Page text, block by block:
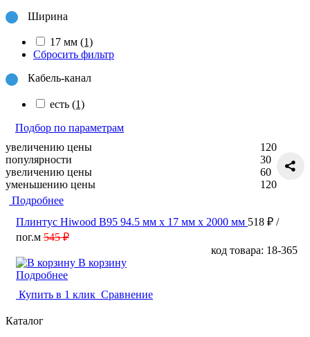
Ширина
17 мм (1)
Сбросить фильтр
Кабель-канал
есть (1)
Подбор по параметрам
увеличению цены
популярности
увеличению цены
уменьшению цены
120
30
60
120
Подробнее
Плинтус Hiwood B95 94.5 мм х 17 мм х 2000 мм 518 ₽ /
пог.м 545 ₽
код товара: 18-365
В корзину
Подробнее
Купить в 1 клик Сравнение
Каталог